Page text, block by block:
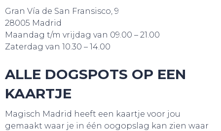
HANDIG!
Gran Vía de San Fransisco, 9
28005 Madrid
Maandag t/m vrijdag van 09.00 – 21.00
Zaterdag van 10.30 – 14.00
ALLE DOGSPOTS OP EEN
KAARTJE
Magisch Madrid heeft een kaartje voor jou
gemaakt waar je in één oogopslag kan zien waar